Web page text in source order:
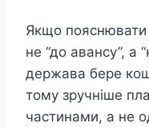
Якщо
не “до авансу”, а
держава бере
тому зручніше
частинами, а не